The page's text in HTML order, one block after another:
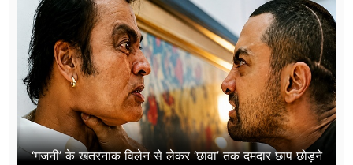
‘गजनी’ के खतरनाक विलेन से लेकर ‘छावा’ तक दमदार छाप छोड़ने